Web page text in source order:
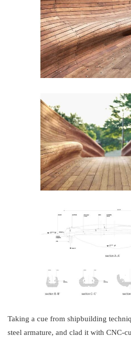
Taking a cue from shipbuilding
steel armature, and clad it with CNC-